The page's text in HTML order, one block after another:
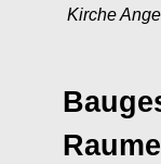
Kirche